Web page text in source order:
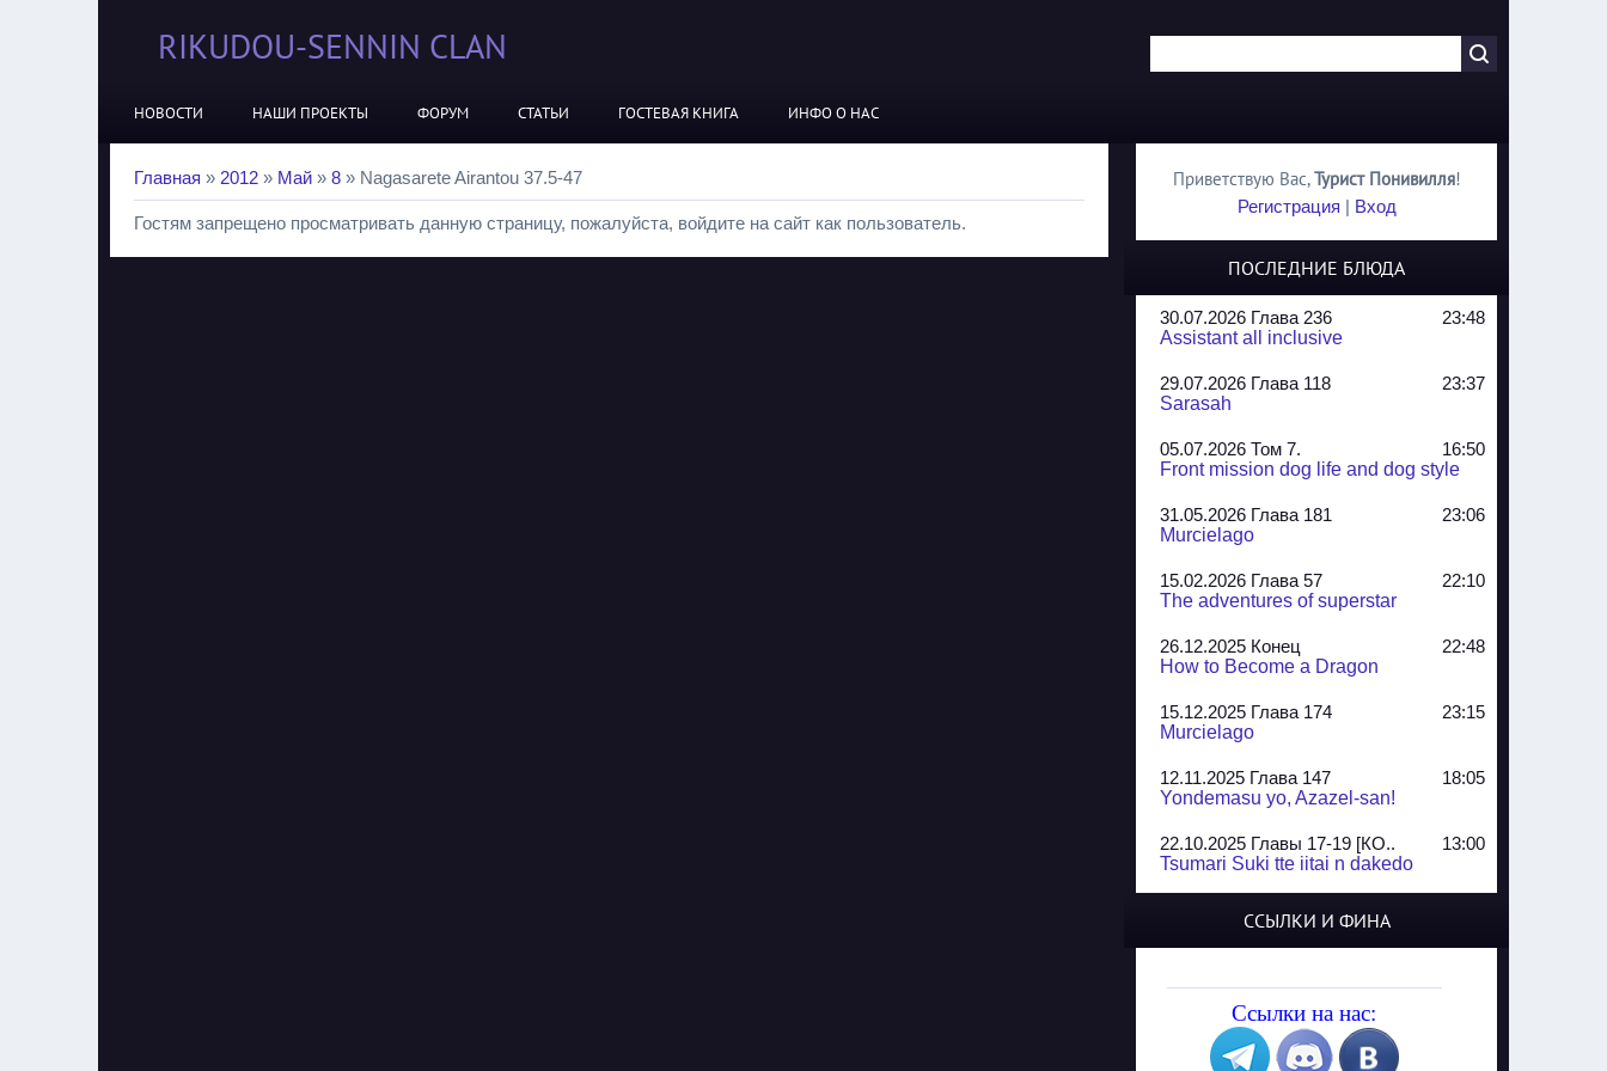
RIKUDOU-SENNIN CLAN
НОВОСТИ НАШИ ПРОЕКТЫ ФОРУМ СТАТЬИ ГОСТЕВАЯ КНИГА ИНФО О НАС
Главная » 2012 » Май » 8 » Nagasarete Airantou 37.5-47
Гостям запрещено просматривать данную страницу, пожалуйста, войдите на сайт как пользователь.
Приветствую Вас,Турист Понивилля!
Регистрация | Вход
ПОСЛЕДНИЕ БЛЮДА
30.07.2026 Глава 236
23:48
Assistant all inclusive
29.07.2026 Глава 118
23:37
Sarasah
05.07.2026 Том 7.
16:50
Front mission dog life and dog style
31.05.2026 Глава 181
23:06
Murcielago
15.02.2026 Глава 57
22:10
The adventures of superstar
26.12.2025 Конец
22:48
How to Become a Dragon
15.12.2025 Глава 174
23:15
Murcielago
12.11.2025 Глава 147
18:05
Yondemasu yo, Azazel-san!
22.10.2025 Главы 17-19 [КО..
13:00
Tsumari Suki tte iitai n dakedo
Jungle Juice
Yozakura Shijuusou
08.08.2025 Глава 50
A Compendium of Ghosts
ССЫЛКИ И ФИНА
Ссылки на нас: